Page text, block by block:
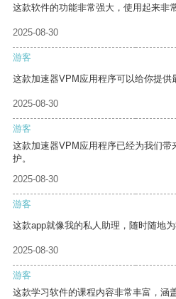
这款软件的功能非常强大，使用起来非
2025-08-30
游客
这款加速器VPM应用程序可以给你提供
2025-08-30
游客
这款加速器VPM应用程序已经为我们
护。
2025-08-30
游客
这款app就像我的私人助理，随时随地为
2025-08-30
游客
这款学习软件的课程内容非常丰富，涵